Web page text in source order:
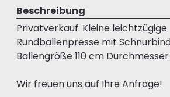
Beschreibung
Privatverkauf. Kleine leichtzügige
Rundballenpresse mit
Ballengröße 110 cm Durchmesser
Wir freuen uns auf Ihre Anfrage!